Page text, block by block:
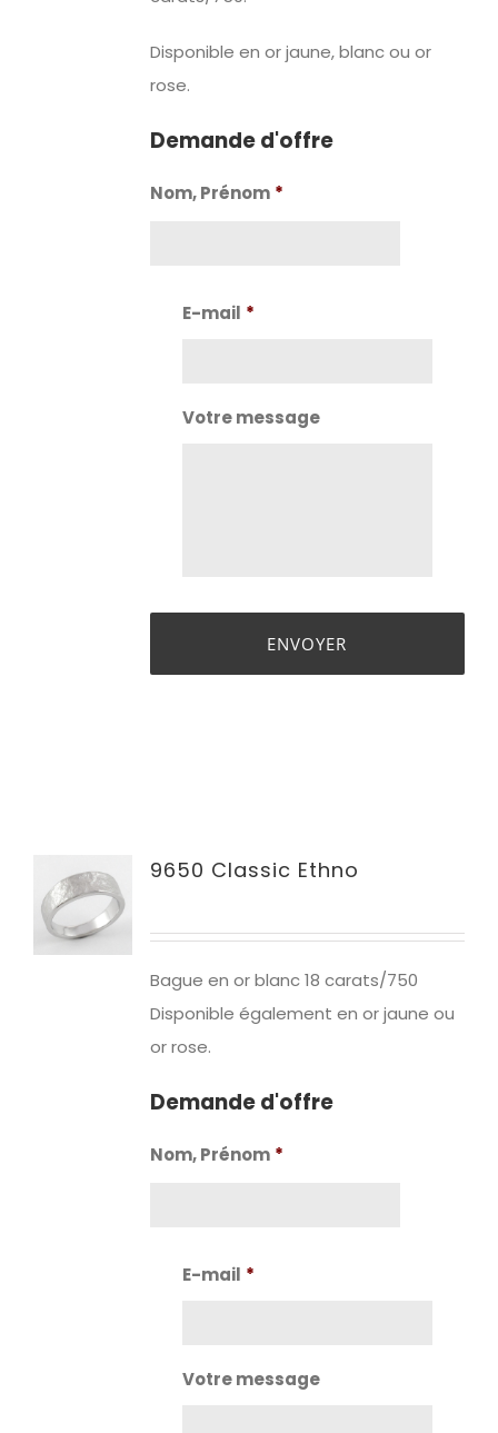
Disponible en or jaune, blanc ou or
rose.
Demande d'offre
Nom, Prénom *
E-mail *
Votre message
9650 Classic Ethno
Bague en or blanc 18 carats/750
Disponible également en or jaune ou
or rose.
Demande d'offre
Nom, Prénom *
E-mail *
Votre message